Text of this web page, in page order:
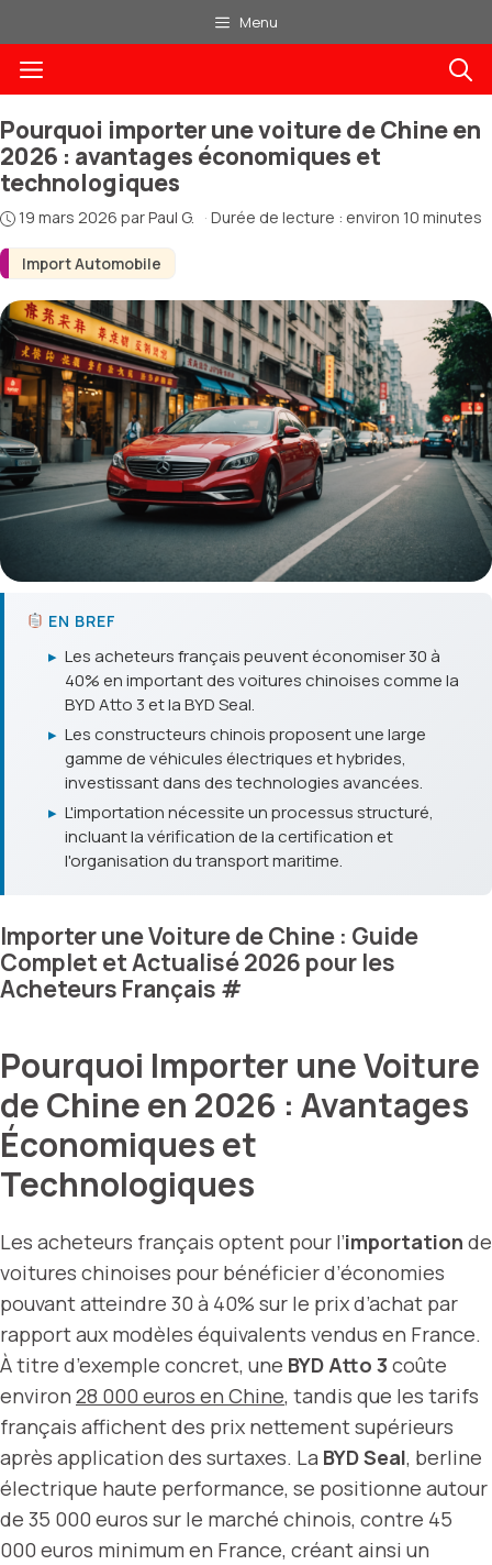
au
contenu
Menu
Menu
Import Automobile
Pourquoi importer une voiture de Chine en
2026 : avantages économiques et
technologiques
19 mars 2026 parPaul G. · Durée de lecture : environ 10 minutes
EN BREF
▸ Les acheteurs français peuvent économiser 30 à
40% en important des voitures chinoises comme la
BYD Atto 3 et la BYD Seal.
▸ Les constructeurs chinois proposent une large
gamme de véhicules électriques et hybrides,
investissant dans des technologies avancées.
▸ L'importation nécessite un processus structuré,
incluant la vérification de la certification et
l'organisation du transport maritime.
Importer une Voiture de Chine : Guide
Complet et Actualisé 2026 pour les
Acheteurs Français #
Pourquoi Importer une Voiture
de Chine en 2026 : Avantages
Économiques et
Technologiques
Les acheteurs français optent pour l’importation de
voitures chinoises pour bénéficier d’économies
pouvant atteindre 30 à 40% sur le prix d’achat par
rapport aux modèles équivalents vendus en France.
À titre d’exemple concret, une BYD Atto 3 coûte
environ 28 000 euros en Chine, tandis que les tarifs
français affichent des prix nettement supérieurs
après application des surtaxes. La BYD Seal, berline
électrique haute performance, se positionne autour
de 35 000 euros sur le marché chinois, contre 45
000 euros minimum en France, créant ainsi un